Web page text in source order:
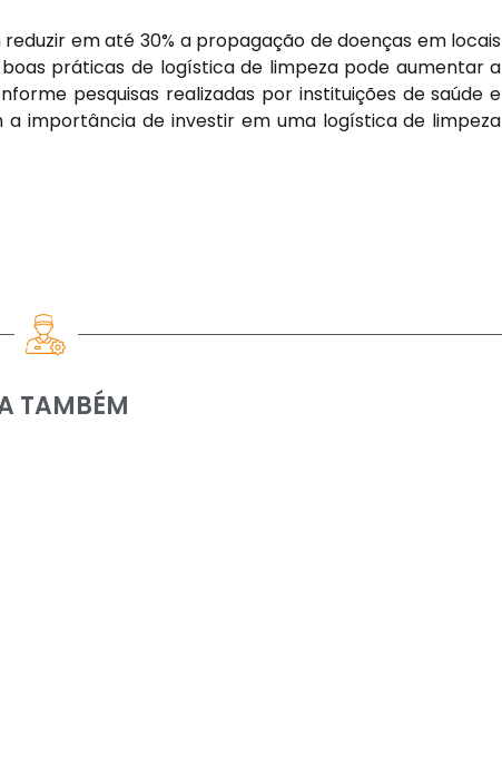
em até 30% a propagação de doenças em locais
práticas de logística de limpeza pode aumentar a
pesquisas realizadas por instituições de saúde e
a importância de investir em uma logística de limpeza
TAMBÉM